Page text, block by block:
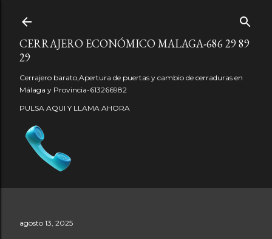
CERRAJERO ECONÓMICO MALAGA-686 29 89
29
Cerrajero barato,Apertura de puertas y cambio de cerraduras en
Málaga y Provincia-613266982
PULSA AQUI Y LLAMA AHORA
agosto 13, 2025